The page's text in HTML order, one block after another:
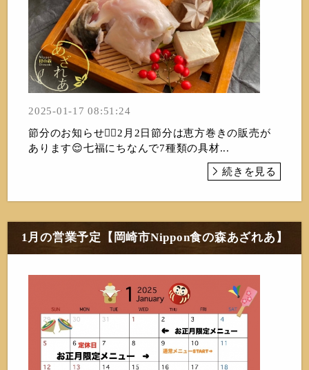
2025-01-17 08:51:24
節分のお知らせ💁‍♂️2月2日節分は恵方巻きの販売が
あります😌七福にちなんで7種類の具材...
続きを見る
1月の営業予定【岡崎市Nippon食の森あざれあ】